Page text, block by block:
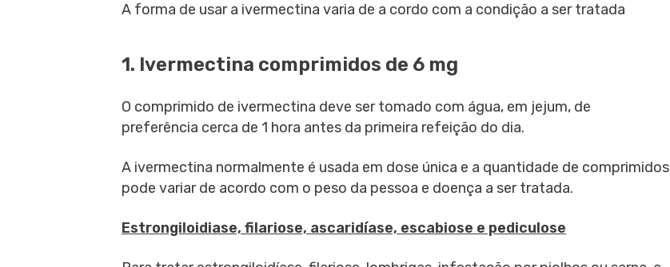
A forma de usar a ivermectina varia de a cordo com a condição a ser tratada
1. Ivermectina comprimidos de 6 mg
O comprimido de ivermectina deve ser tomado com água, em jejum, de
preferência cerca de 1 hora antes da primeira refeição do dia.
A ivermectina normalmente é usada em dose única e a quantidade de comprimidos
pode variar de acordo com o peso da pessoa e doença a ser tratada.
Estrongiloidiase, filariose, ascaridíase, escabiose e pediculose